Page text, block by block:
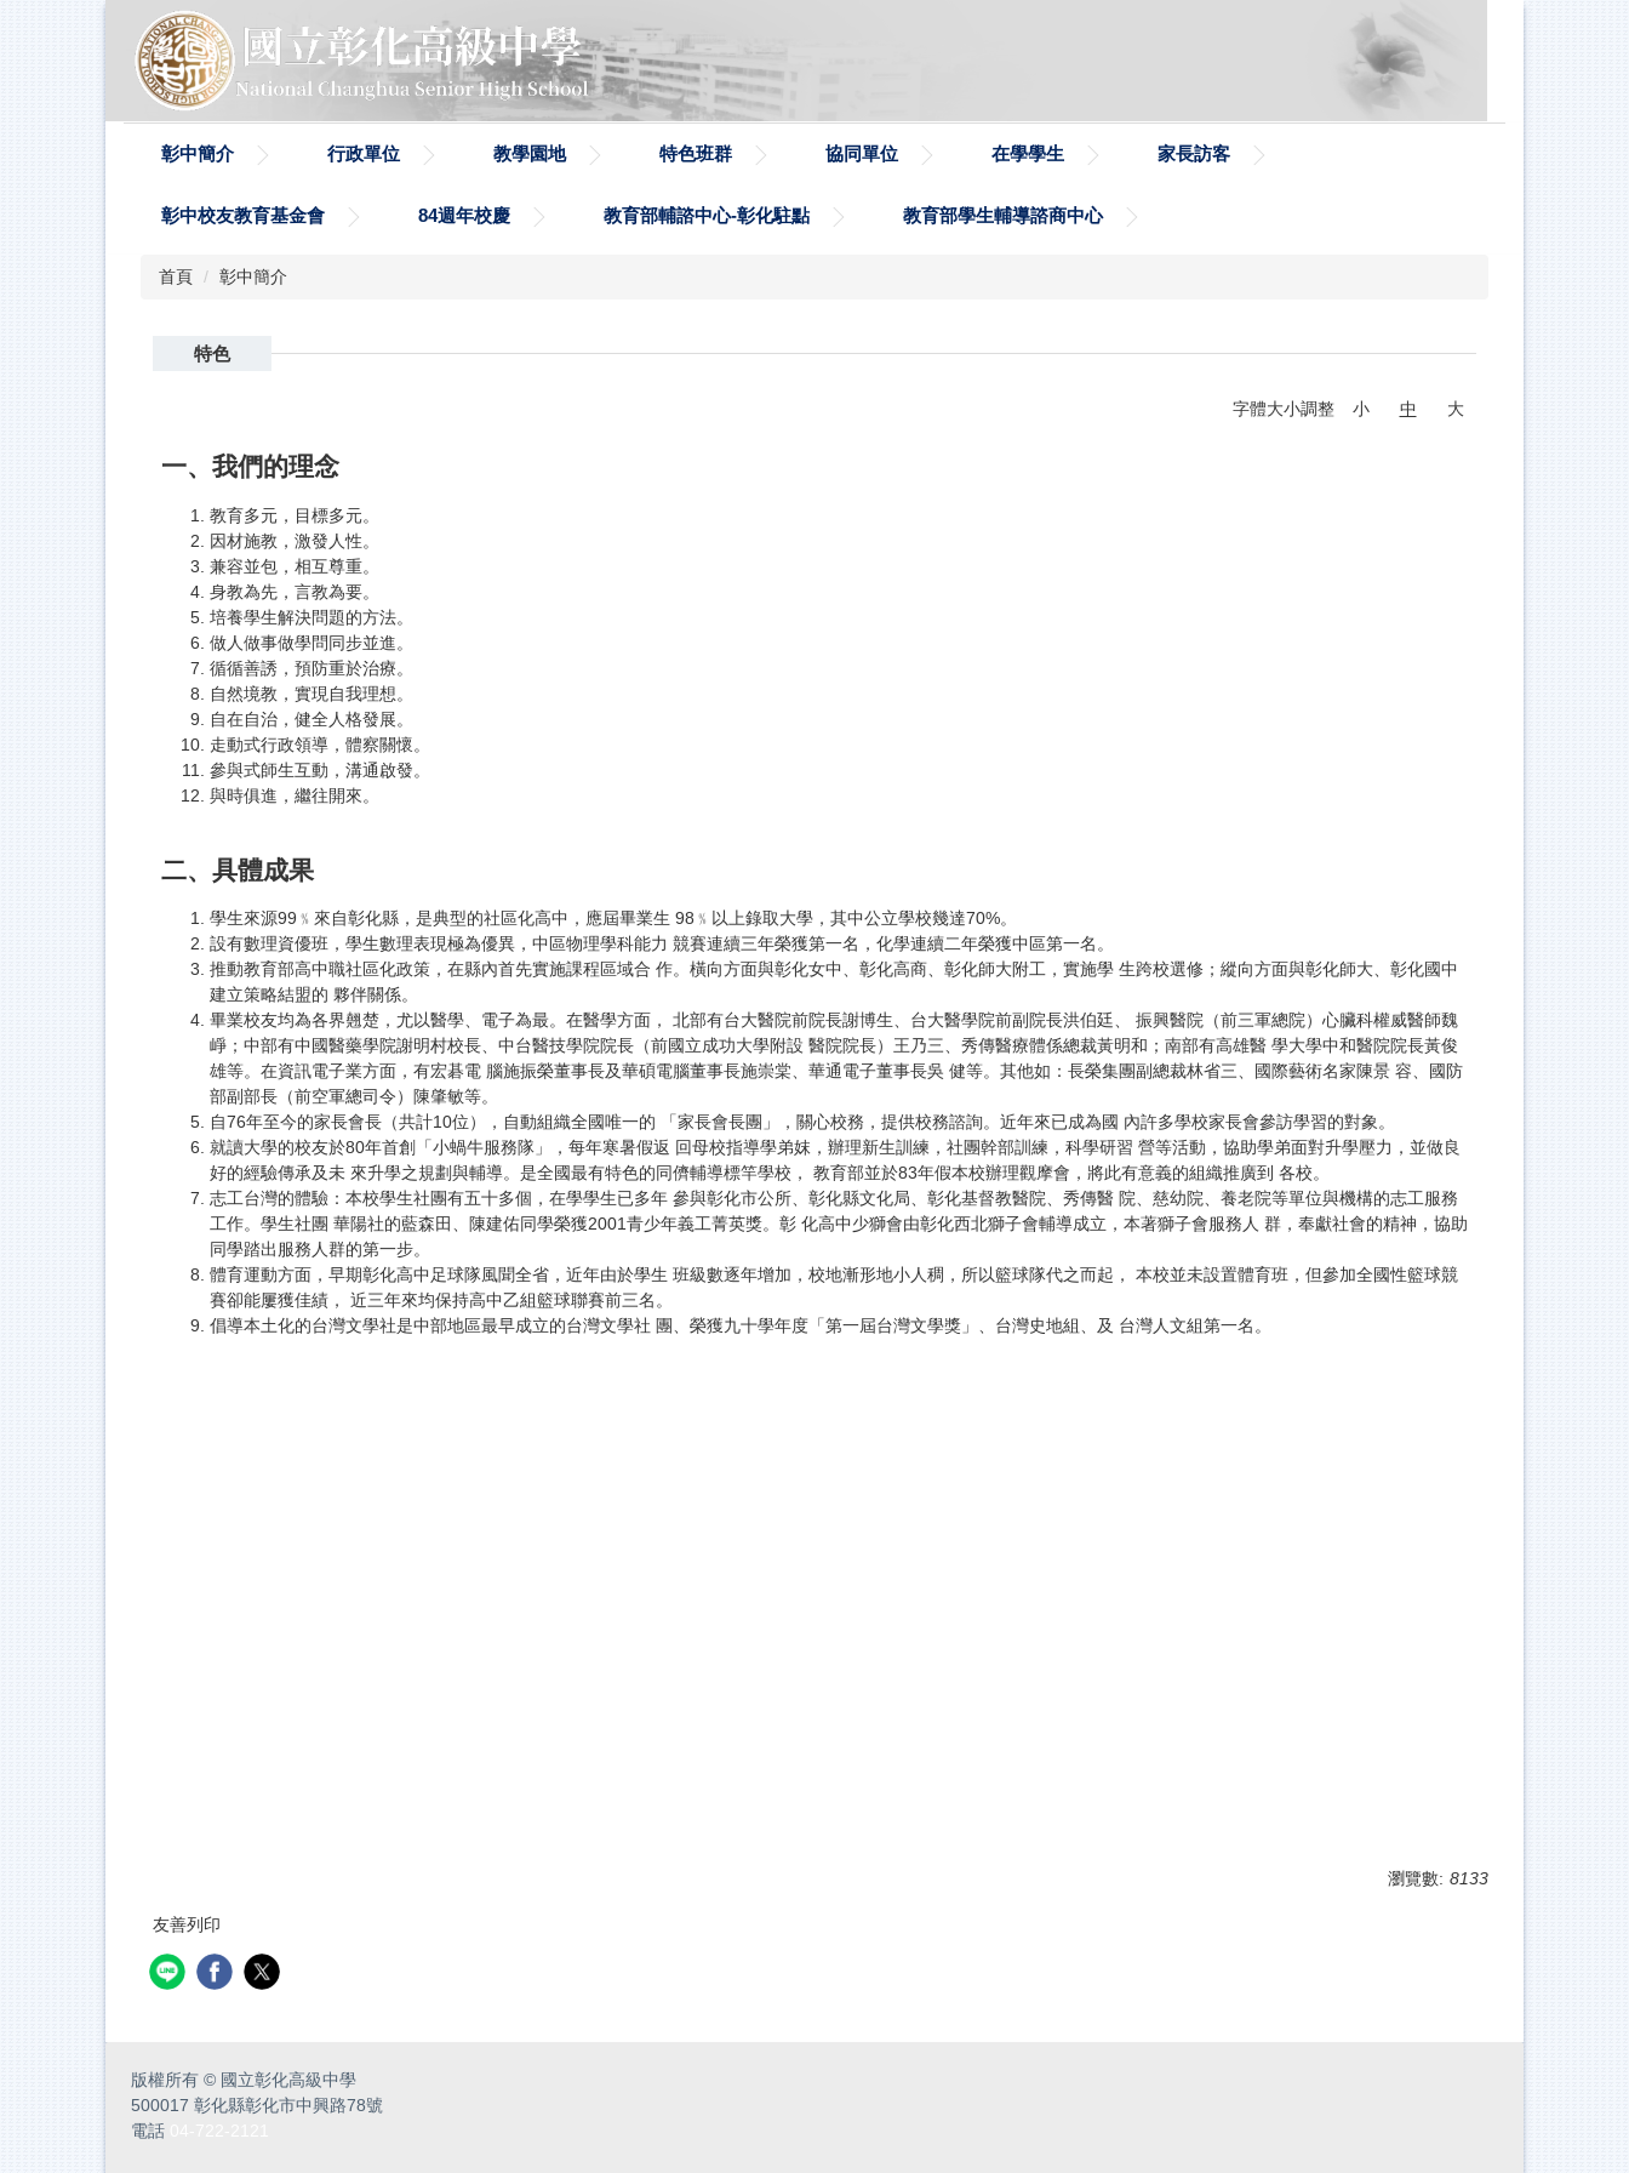
彰中簡介 行政單位 教學園地 特色班群 協同單位 在學學生 家長訪客
彰中校友教育基金會 84週年校慶 教育部輔諮中心-彰化駐點 教育部學生輔導諮商中心
首頁 彰中簡介
特色
字體大小調整 小 中 大
一、我們的理念
教育多元，目標多元。
因材施教，激發人性。
兼容並包，相互尊重。
身教為先，言教為要。
培養學生解決問題的方法。
做人做事做學問同步並進。
循循善誘，預防重於治療。
自然境教，實現自我理想。
自在自治，健全人格發展。
走動式行政領導，體察關懷。
參與式師生互動，溝通啟發。
與時俱進，繼往開來。
二、具體成果
學生來源99﹪來自彰化縣，是典型的社區化高中，應屆畢業生 98﹪以上錄取大學，其中公立學校幾達70%。
設有數理資優班，學生數理表現極為優異，中區物理學科能力 競賽連續三年榮獲第一名，化學連續二年榮獲中區第一名。
推動教育部高中職社區化政策，在縣內首先實施課程區域合 作。橫向方面與彰化女中、彰化高商、彰化師大附工，實施學 生跨校選修；縱向方面與彰化師大、彰化國中
建立策略結盟的 夥伴關係。
畢業校友均為各界翹楚，尤以醫學、電子為最。在醫學方面， 北部有台大醫院前院長謝博生、台大醫學院前副院長洪伯廷、 振興醫院（前三軍總院）心臟科權威醫師魏
崢；中部有中國醫藥學院謝明村校長、中台醫技學院院長（前國立成功大學附設 醫院院長）王乃三、秀傳醫療體係總裁黃明和；南部有高雄醫 學大學中和醫院院長黃俊
雄等。在資訊電子業方面，有宏碁電 腦施振榮董事長及華碩電腦董事長施崇棠、華通電子董事長吳 健等。其他如：長榮集團副總裁林省三、國際藝術名家陳景 容、國防
部副部長（前空軍總司令）陳肇敏等。
自76年至今的家長會長（共計10位），自動組織全國唯一的 「家長會長團」，關心校務，提供校務諮詢。近年來已成為國 內許多學校家長會參訪學習的對象。
就讀大學的校友於80年首創「小蝸牛服務隊」，每年寒暑假返 回母校指導學弟妺，辦理新生訓練，社團幹部訓練，科學研習 營等活動，協助學弟面對升學壓力，並做良
好的經驗傳承及未 來升學之規劃與輔導。是全國最有特色的同儕輔導標竿學校， 教育部並於83年假本校辦理觀摩會，將此有意義的組織推廣到 各校。
志工台灣的體驗：本校學生社團有五十多個，在學學生已多年 參與彰化市公所、彰化縣文化局、彰化基督教醫院、秀傳醫 院、慈幼院、養老院等單位與機構的志工服務
工作。學生社團 華陽社的藍森田、陳建佑同學榮獲2001青少年義工菁英獎。彰 化高中少獅會由彰化西北獅子會輔導成立，本著獅子會服務人 群，奉獻社會的精神，協助
同學踏出服務人群的第一步。
體育運動方面，早期彰化高中足球隊風聞全省，近年由於學生 班級數逐年增加，校地漸形地小人稠，所以籃球隊代之而起， 本校並未設置體育班，但參加全國性籃球競
賽卻能屢獲佳績， 近三年來均保持高中乙組籃球聯賽前三名。
倡導本土化的台灣文學社是中部地區最早成立的台灣文學社 團、榮獲九十學年度「第一屆台灣文學獎」、台灣史地組、及 台灣人文組第一名。
瀏覽數: 8133
友善列印
版權所有 © 國立彰化高級中學
500017 彰化縣彰化市中興路78號
電話